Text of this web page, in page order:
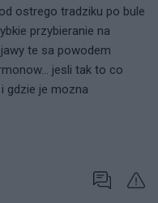
ostrego tradziku po bule
przybieranie na
te sa powodem
jesli tak to co
gdzie je mozna